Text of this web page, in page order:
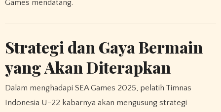
Games mendatang.
Strategi dan Gaya Bermain
yang Akan Diterapkan
Dalam menghadapi SEA Games 2025, pelatih Timnas
Indonesia U-22 kabarnya akan mengusung strategi